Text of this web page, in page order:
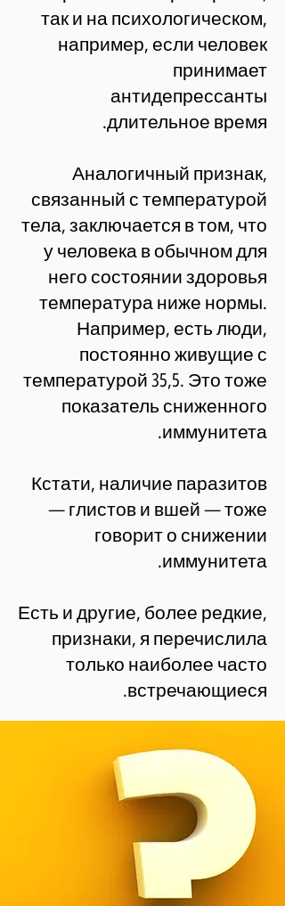
так и на психологическом,
например, если человек
принимает
антидепрессанты
длительное время.
Аналогичный признак,
связанный с температурой
тела, заключается в том, что
у человека в обычном для
него состоянии здоровья
температура ниже нормы.
Например, есть люди,
постоянно живущие с
температурой 35,5. Это тоже
показатель сниженного
иммунитета.
Кстати, наличие паразитов
— глистов и вшей — тоже
говорит о снижении
иммунитета.
Есть и другие, более редкие,
признаки, я перечислила
только наиболее часто
встречающиеся.